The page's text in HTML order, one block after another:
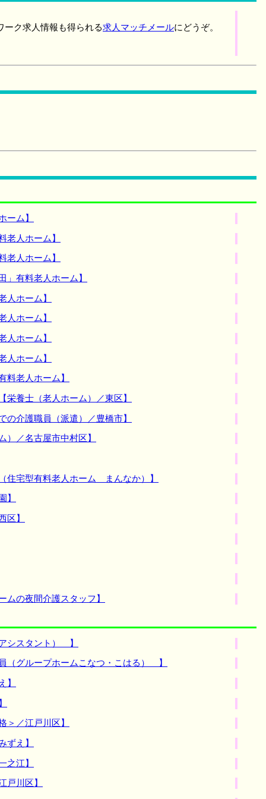
ク求人情報も得られる求人マッチメールにどうぞ。
ーム】
人ホーム】
人ホーム】
有料老人ホーム】
ホーム】
ホーム】
ホーム】
ホーム】
老人ホーム】
養士（老人ホーム）／東区】
介護職員（派遣）／豊橋市】
／名古屋市中村区】
宅型有料老人ホーム まんなか）】
】
区】
の夜間介護スタッフ】
シスタント） 】
グループホームこなつ・こはる） 】
】
／江戸川区】
え】
江】
川区】